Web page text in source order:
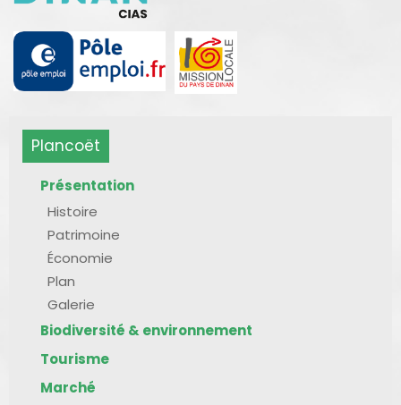
Plancoët
Présentation
Histoire
Patrimoine
Économie
Plan
Galerie
Biodiversité & environnement
Tourisme
Marché